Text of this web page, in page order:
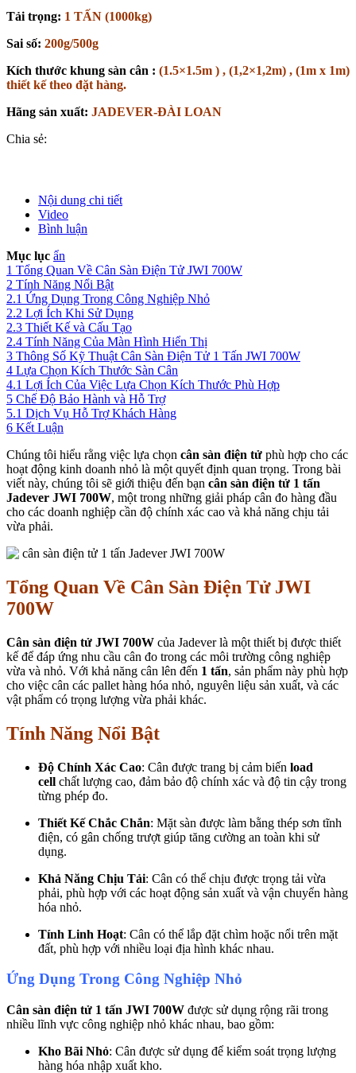
Tải trọng: 1 TẤN (1000kg)
Sai số: 200g/500g
Kích thước khung sàn cân : (1.5×1.5m ) , (1,2×1,2m) , (1m x 1m)
thiết kế theo đặt hàng.
Hãng sản xuất: JADEVER-ĐÀI LOAN
Chia sẻ:
Nội dung chi tiết
Video
Bình luận
Mục lục ẩn
1 Tổng Quan Về Cân Sàn Điện Tử JWI 700W
2 Tính Năng Nổi Bật
2.1 Ứng Dụng Trong Công Nghiệp Nhỏ
2.2 Lợi Ích Khi Sử Dụng
2.3 Thiết Kế và Cấu Tạo
2.4 Tính Năng Của Màn Hình Hiển Thị
3 Thông Số Kỹ Thuật Cân Sàn Điện Tử 1 Tấn JWI 700W
4 Lựa Chọn Kích Thước Sàn Cân
4.1 Lợi Ích Của Việc Lựa Chọn Kích Thước Phù Hợp
5 Chế Độ Bảo Hành và Hỗ Trợ
5.1 Dịch Vụ Hỗ Trợ Khách Hàng
6 Kết Luận
Chúng tôi hiểu rằng việc lựa chọn cân sàn điện tử phù hợp cho các
hoạt động kinh doanh nhỏ là một quyết định quan trọng. Trong bài
viết này, chúng tôi sẽ giới thiệu đến bạn cân sàn điện tử 1 tấn
Jadever JWI 700W, một trong những giải pháp cân đo hàng đầu
cho các doanh nghiệp cần độ chính xác cao và khả năng chịu tải
vừa phải.
Tổng Quan Về Cân Sàn Điện Tử JWI
700W
Cân sàn điện tử JWI 700W của Jadever là một thiết bị được thiết
kế để đáp ứng nhu cầu cân đo trong các môi trường công nghiệp
vừa và nhỏ. Với khả năng cân lên đến 1 tấn, sản phẩm này phù hợp
cho việc cân các pallet hàng hóa nhỏ, nguyên liệu sản xuất, và các
vật phẩm có trọng lượng vừa phải khác.
Tính Năng Nổi Bật
Độ Chính Xác Cao: Cân được trang bị cảm biến load
cell chất lượng cao, đảm bảo độ chính xác và độ tin cậy trong
từng phép đo.
Thiết Kế Chắc Chắn: Mặt sàn được làm bằng thép sơn tĩnh
điện, có gân chống trượt giúp tăng cường an toàn khi sử
dụng.
Khả Năng Chịu Tải: Cân có thể chịu được trọng tải vừa
phải, phù hợp với các hoạt động sản xuất và vận chuyển hàng
hóa nhỏ.
Tính Linh Hoạt: Cân có thể lắp đặt chìm hoặc nổi trên mặt
đất, phù hợp với nhiều loại địa hình khác nhau.
Ứng Dụng Trong Công Nghiệp Nhỏ
Cân sàn điện tử 1 tấn JWI 700W được sử dụng rộng rãi trong
nhiều lĩnh vực công nghiệp nhỏ khác nhau, bao gồm:
Kho Bãi Nhỏ: Cân được sử dụng để kiểm soát trọng lượng
hàng hóa nhập xuất kho.